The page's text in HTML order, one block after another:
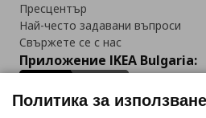
Пресцентър
Най-често задавани въпроси
Свържете се с нас
Приложение IKEA Bulgaria:
Политика за